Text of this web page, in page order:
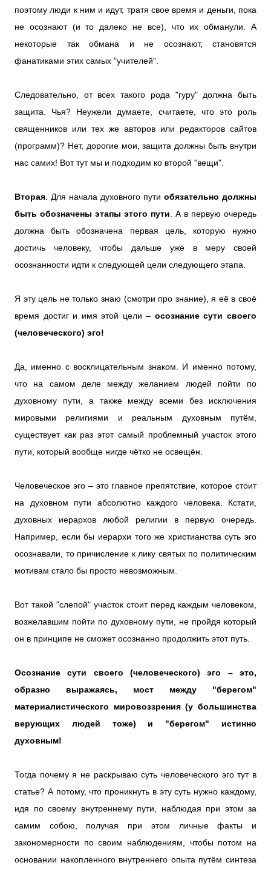
поэтому люди к ним и идут, тратя свое время и деньги, пока
не осознают (и то далеко не все), что их обманули. А
некоторые так обмана и не осознают, становятся
фанатиками этих самых "учителей".
Следовательно, от всех такого рода "гуру" должна быть
защита. Чья? Неужели думаете, считаете, что это роль
священников или тех же авторов или редакторов сайтов
(программ)? Нет, дорогие мои, защита должны быть внутри
нас самих! Вот тут мы и подходим ко второй "вещи".
Вторая . Для начала духовного пути обязательно должны
быть обозначены этапы этого пути . А в первую очередь
должна быть обозначена первая цель, которую нужно
достичь человеку, чтобы дальше уже в меру своей
осознанности идти к следующей цели следующего этапа.
Я эту цель не только знаю (смотри про знание), я её в своё
время достиг и имя этой цели – осознание сути своего
(человеческого) эго!
Да, именно с восклицательным знаком. И именно потому,
что на самом деле между желанием людей пойти по
духовному пути, а также между всеми без исключения
мировыми религиями и реальным духовным путём,
существует как раз этот самый проблемный участок этого
пути, который вообще нигде чётко не освещён.
Человеческое эго – это главное препятствие, которое стоит
на духовном пути абсолютно каждого человека. Кстати,
духовных иерархов любой религии в первую очередь.
Например, если бы иерархи того же христианства суть эго
осознавали, то причисление к лику святых по политическим
мотивам стало бы просто невозможным.
Вот такой "слепой" участок стоит перед каждым человеком,
возжелавшим пойти по духовному пути, не пройдя который
он в принципе не сможет осознанно продолжить этот путь.
Осознание сути своего (человеческого) эго – это,
образно выражаясь, мост между "берегом"
материалистического мировоззрения (у большинства
верующих людей тоже) и "берегом" истинно
духовным!
Тогда почему я не раскрываю суть человеческого эго тут в
статье? А потому, что проникнуть в эту суть нужно каждому,
идя по своему внутреннему пути, наблюдая при этом за
самим собою, получая при этом личные факты и
закономерности по своим наблюдениям, чтобы потом на
основании накопленного внутреннего опыта путём синтеза